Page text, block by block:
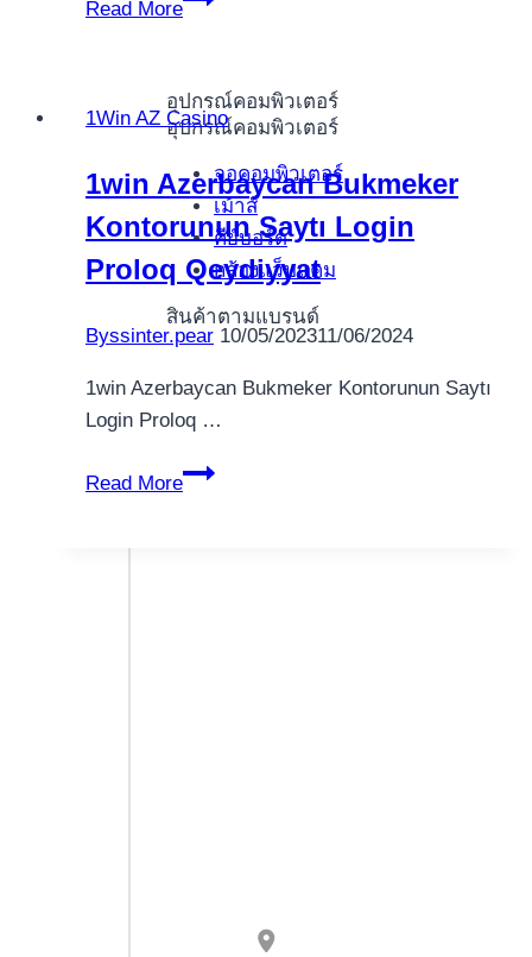
อุปกรณ์คอมพิวเตอร์
อุปกรณ์คอมพิวเตอร์
จอคอมพิวเตอร์
เม้าส์
คีย์บอร์ด
กล้องแว็บแคม
สินค้าตามแบรนด์
Read More
Aviator
Bonusu
Aviator
Hilesi
Hệ
Thống
Trung
Tâm
Anh
Ngữ
Em
1Win AZ Casino
1win Azerbaycan Bukmeker
Kontorunun Saytı Login
Proloq Qeydiyyat
Byssinter.pear 10/05/202311/06/2024
1win Azerbaycan Bukmeker Kontorunun Saytı
Login Proloq …
Read More
1win